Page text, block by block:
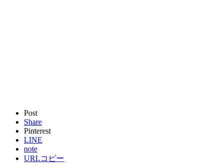
Post
Share
Pinterest
LINE
note
URLコピー